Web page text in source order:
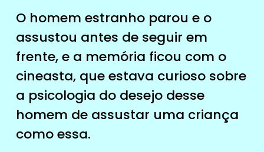
O homem estranho parou e o
assustou antes de seguir em
frente, e a memória ficou com o
cineasta, que estava curioso sobre
a psicologia do desejo desse
homem de assustar uma criança
como essa.